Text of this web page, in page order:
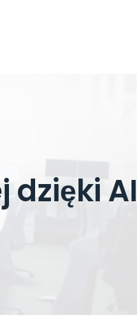
AI